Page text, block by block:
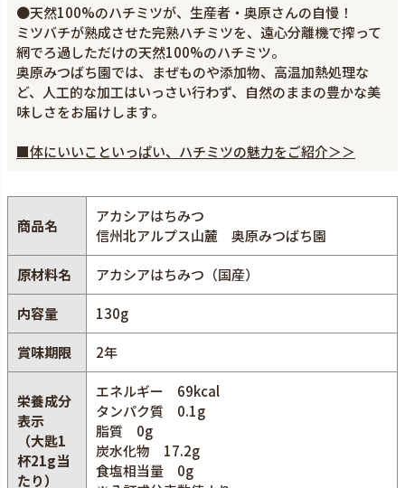
●天然100%のハチミツが、生産者・奥原さんの自慢！
ミツバチが熟成させた完熟ハチミツを、遠心分離機で搾って
網でろ過しただけの天然100%のハチミツ。
奥原みつばち園では、まぜものや添加物、高温加熱処理な
ど、人工的な加工はいっさい行わず、自然のままの豊かな美
味しさをお届けします。
■体にいいこといっぱい、ハチミツの魅力をご紹介＞＞
商品名
アカシアはちみつ
信州北アルプス山麓 奥原みつばち園
原材料名 アカシアはちみつ（国産）
内容量 130g
賞味期限 2年
栄養成分
表示
（大匙1
杯21g当
たり）
エネルギー 69kcal
タンパク質 0.1g
脂質 0g
炭水化物 17.2g
食塩相当量 0g